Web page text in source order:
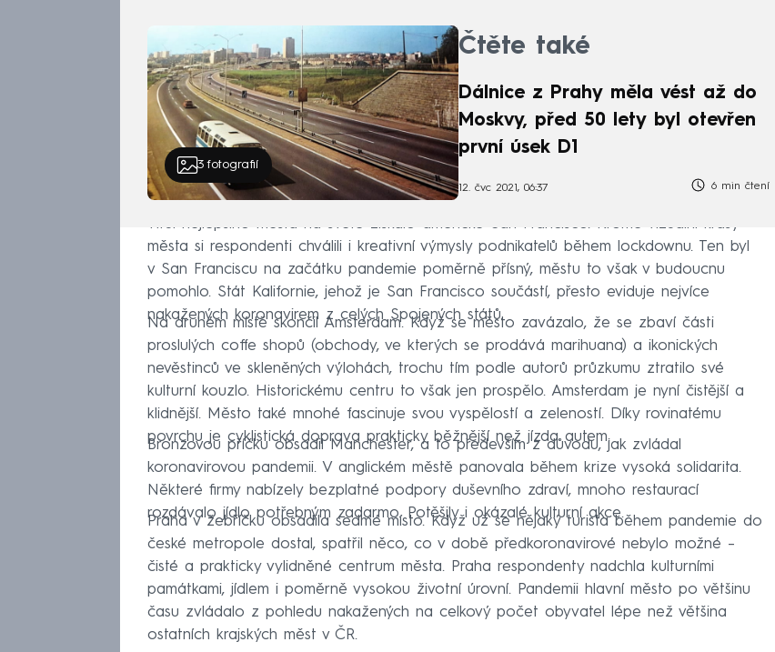
3 fotografií
Čtěte také
Dálnice z Prahy měla vést až do
Moskvy, před 50 lety byl otevřen
první úsek D1
12. čvc 2021, 06:37 6 min čtení
Titul nejlepšího města na světě získalo americké San Francisco. Kromě vizuální krásy
města si respondenti chválili i kreativní výmysly podnikatelů během lockdownu. Ten byl
v San Franciscu na začátku pandemie poměrně přísný, městu to však v budoucnu
pomohlo. Stát Kalifornie, jehož je San Francisco součástí, přesto eviduje nejvíce
nakažených koronavirem z celých Spojených států.
Na druhém místě skončil Amsterdam. Když se město zavázalo, že se zbaví části
proslulých coffe shopů (obchody, ve kterých se prodává marihuana) a ikonických
nevěstinců ve skleněných výlohách, trochu tím podle autorů průzkumu ztratilo své
kulturní kouzlo. Historickému centru to však jen prospělo. Amsterdam je nyní čistější a
klidnější. Město také mnohé fascinuje svou vyspělostí a zeleností. Díky rovinatému
povrchu je cyklistická doprava prakticky běžnější než jízda autem.
Bronzovou příčku obsadil Manchester, a to především z důvodu, jak zvládal
koronavirovou pandemii. V anglickém městě panovala během krize vysoká solidarita.
Některé firmy nabízely bezplatné podpory duševního zdraví, mnoho restaurací
rozdávalo jídlo potřebným zadarmo. Potěšily i okázalé kulturní akce.
Praha v žebříčku obsadila sedmé místo. Když už se nějaký turista během pandemie do
české metropole dostal, spatřil něco, co v době předkoronavirové nebylo možné –
čisté a prakticky vylidněné centrum města. Praha respondenty nadchla kulturními
památkami, jídlem i poměrně vysokou životní úrovní. Pandemii hlavní město po většinu
času zvládalo z pohledu nakažených na celkový počet obyvatel lépe než většina
ostatních krajských měst v ČR.